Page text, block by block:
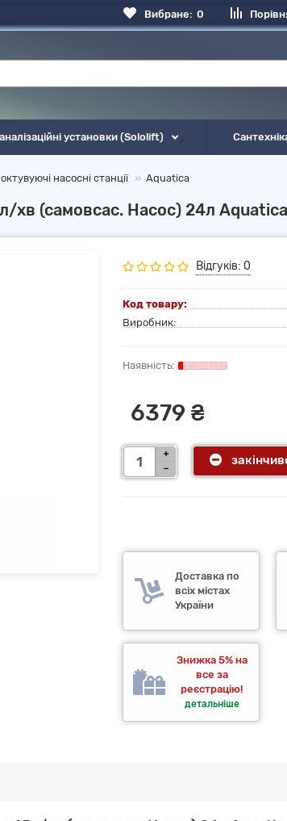
Вибране: 0
установки (Sololift)
насосні станції Aquatica
хв (самовсас. Насос) 24л
Відгуків: 0
Код товару:
Виробник:
6379 ₴
Доставка по
всіх містах
України
Знижка 5% на
все за
реєстрацію!
детальніше